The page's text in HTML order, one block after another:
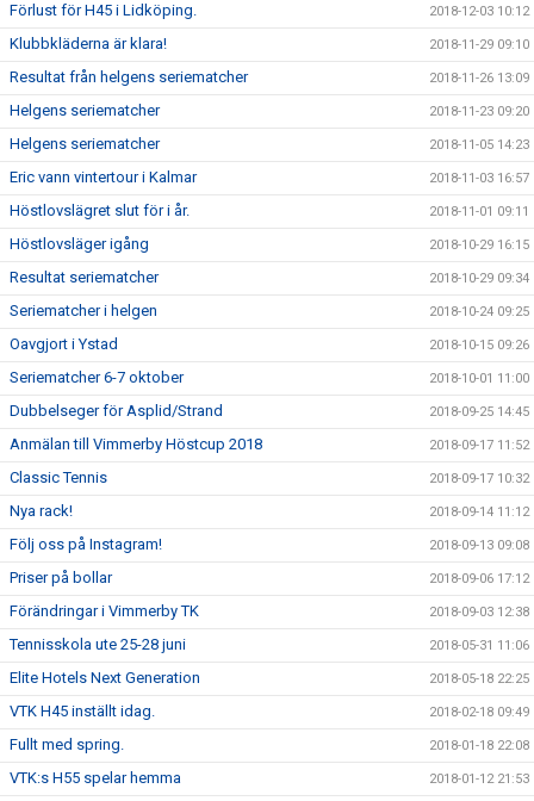
Förlust för H45 i Lidköping. 2018-12-03 10:12
Klubbkläderna är klara! 2018-11-29 09:10
Resultat från helgens seriematcher 2018-11-26 13:09
Helgens seriematcher 2018-11-23 09:20
Helgens seriematcher 2018-11-05 14:23
Eric vann vintertour i Kalmar 2018-11-03 16:57
Höstlovslägret slut för i år. 2018-11-01 09:11
Höstlovsläger igång 2018-10-29 16:15
Resultat seriematcher 2018-10-29 09:34
Seriematcher i helgen 2018-10-24 09:25
Oavgjort i Ystad 2018-10-15 09:26
Seriematcher 6-7 oktober 2018-10-01 11:00
Dubbelseger för Asplid/Strand 2018-09-25 14:45
Anmälan till Vimmerby Höstcup 2018 2018-09-17 11:52
Classic Tennis 2018-09-17 10:32
Nya rack! 2018-09-14 11:12
Följ oss på Instagram! 2018-09-13 09:08
Priser på bollar 2018-09-06 17:12
Förändringar i Vimmerby TK 2018-09-03 12:38
Tennisskola ute 25-28 juni 2018-05-31 11:06
Elite Hotels Next Generation 2018-05-18 22:25
VTK H45 inställt idag. 2018-02-18 09:49
Fullt med spring. 2018-01-18 22:08
VTK:s H55 spelar hemma 2018-01-12 21:53